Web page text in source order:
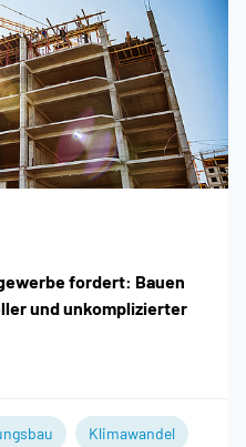
fordert: Bauen
und unkomplizierter
Klimawandel